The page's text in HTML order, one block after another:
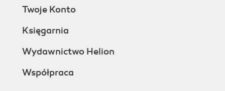
Twoje Konto
Księgarnia
Wydawnictwo Helion
Współpraca